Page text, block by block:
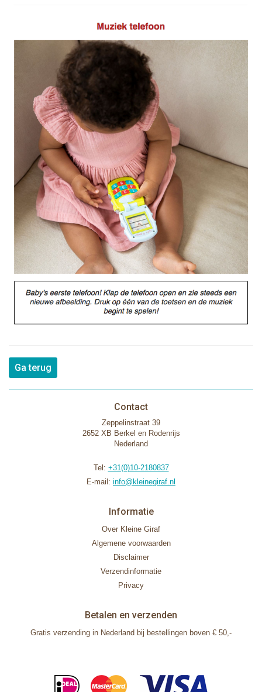
Ga terug
Contact
Zeppelinstraat 39
2652 XB Berkel en Rodenrijs
Nederland
Tel: +31(0)10-2180837
E-mail: info@kleinegiraf.nl
Informatie
Over Kleine Giraf
Algemene voorwaarden
Disclaimer
Verzendinformatie
Privacy
Betalen en verzenden
Gratis verzending in Nederland bij bestellingen boven € 50,-